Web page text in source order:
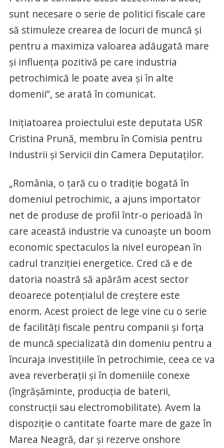
sunt necesare o serie de politici fiscale care
să stimuleze crearea de locuri de muncă și
pentru a maximiza valoarea adăugată mare
și influența pozitivă pe care industria
petrochimică le poate avea și în alte
domenii”, se arată în comunicat.
Inițiatoarea proiectului este deputata USR
Cristina Prună, membru în Comisia pentru
Industrii și Servicii din Camera Deputaților.
„România, o țară cu o tradiție bogată în
domeniul petrochimic, a ajuns importator
net de produse de profil într-o perioadă în
care această industrie va cunoaște un boom
economic spectaculos la nivel european în
cadrul tranziției energetice. Cred că e de
datoria noastră să apărăm acest sector
deoarece potențialul de creștere este
enorm. Acest proiect de lege vine cu o serie
de facilități fiscale pentru companii și forța
de muncă specializată din domeniu pentru a
încuraja investițiile în petrochimie, ceea ce va
avea reverberații și în domeniile conexe
(îngrășăminte, producția de baterii,
construcții sau electromobilitate). Avem la
dispoziție o cantitate foarte mare de gaze în
Marea Neagră, dar și rezerve onshore